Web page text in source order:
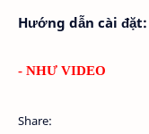
Hướng dẫn cài đặt:
- NHƯ VIDEO